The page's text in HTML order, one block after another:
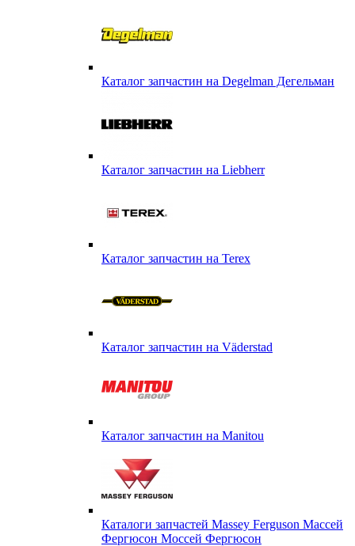
Каталог запчастин на Degelman Дегельман
Каталог запчастин на Liebherr
Каталог запчастин на Terex
Каталог запчастин на Väderstad
Каталог запчастин на Маnitou
Каталоги запчастей Massey Ferguson Массей
Фергюсон Моссей Фергюсон